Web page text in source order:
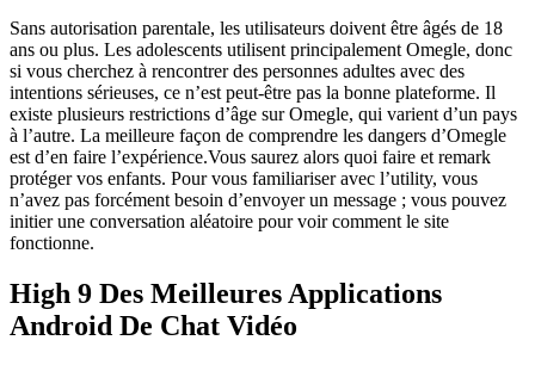
Sans autorisation parentale, les utilisateurs doivent être âgés de 18
ans ou plus. Les adolescents utilisent principalement Omegle, donc
si vous cherchez à rencontrer des personnes adultes avec des
intentions sérieuses, ce n’est peut-être pas la bonne plateforme. Il
existe plusieurs restrictions d’âge sur Omegle, qui varient d’un pays
à l’autre. La meilleure façon de comprendre les dangers d’Omegle
est d’en faire l’expérience.Vous saurez alors quoi faire et remark
protéger vos enfants. Pour vous familiariser avec l’utility, vous
n’avez pas forcément besoin d’envoyer un message ; vous pouvez
initier une conversation aléatoire pour voir comment le site
fonctionne.
High 9 Des Meilleures Applications
Android De Chat Vidéo